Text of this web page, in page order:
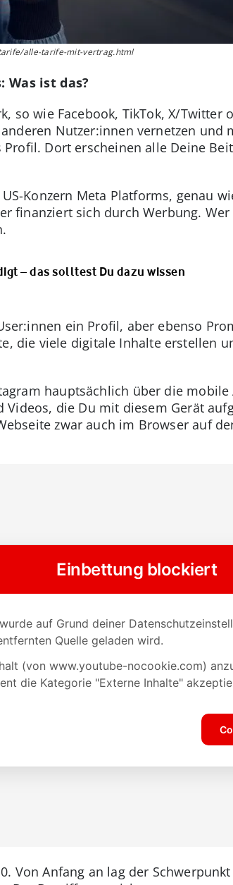
alle-tarife-mit-vertrag.html
ist das?
so wie Facebook, TikTok, X/Twitter
Nutzer:innen vernetzen und
Dort erscheinen alle Deine
Konzern Meta Platforms, genau
finanziert sich durch Werbung.
– das solltest Du dazu wissen
ein Profil, aber ebenso
die viele digitale Inhalte erstellen
hauptsächlich über die
Videos, die Du mit diesem Gerät
zwar auch im Browser auf
Von Anfang an lag der